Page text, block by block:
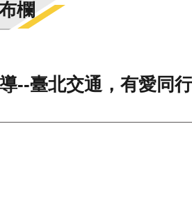
欄
--臺北交通，有愛同行